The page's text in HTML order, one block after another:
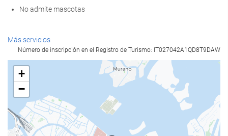
No admite mascotas
Comida y bebida
Restaurante a la carta
Bar
Servicios de recepción
Recepción 24 horas
Más servicios
Número de inscripción en el Registro de Turismo: IT027042A1QD8T9DAW
+
−